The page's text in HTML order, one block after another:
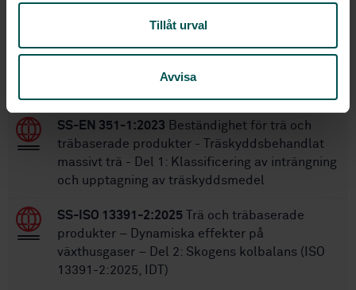
Tillåt urval
Avvisa
Inom samma område
SS-EN 351-1:2023 Beständighet för trä och
träbaserade produkter - Träskyddsbehandlat
massivt trä - Del 1: Klassificering av inträngning
och upptagning av träskyddsmedel
SS-ISO 13391-2:2025 Trä och träbaserade
produkter – Dynamiska effekter på
växthusgaser – Del 2: Skogens kolbalans (ISO
13391-2:2025, IDT)